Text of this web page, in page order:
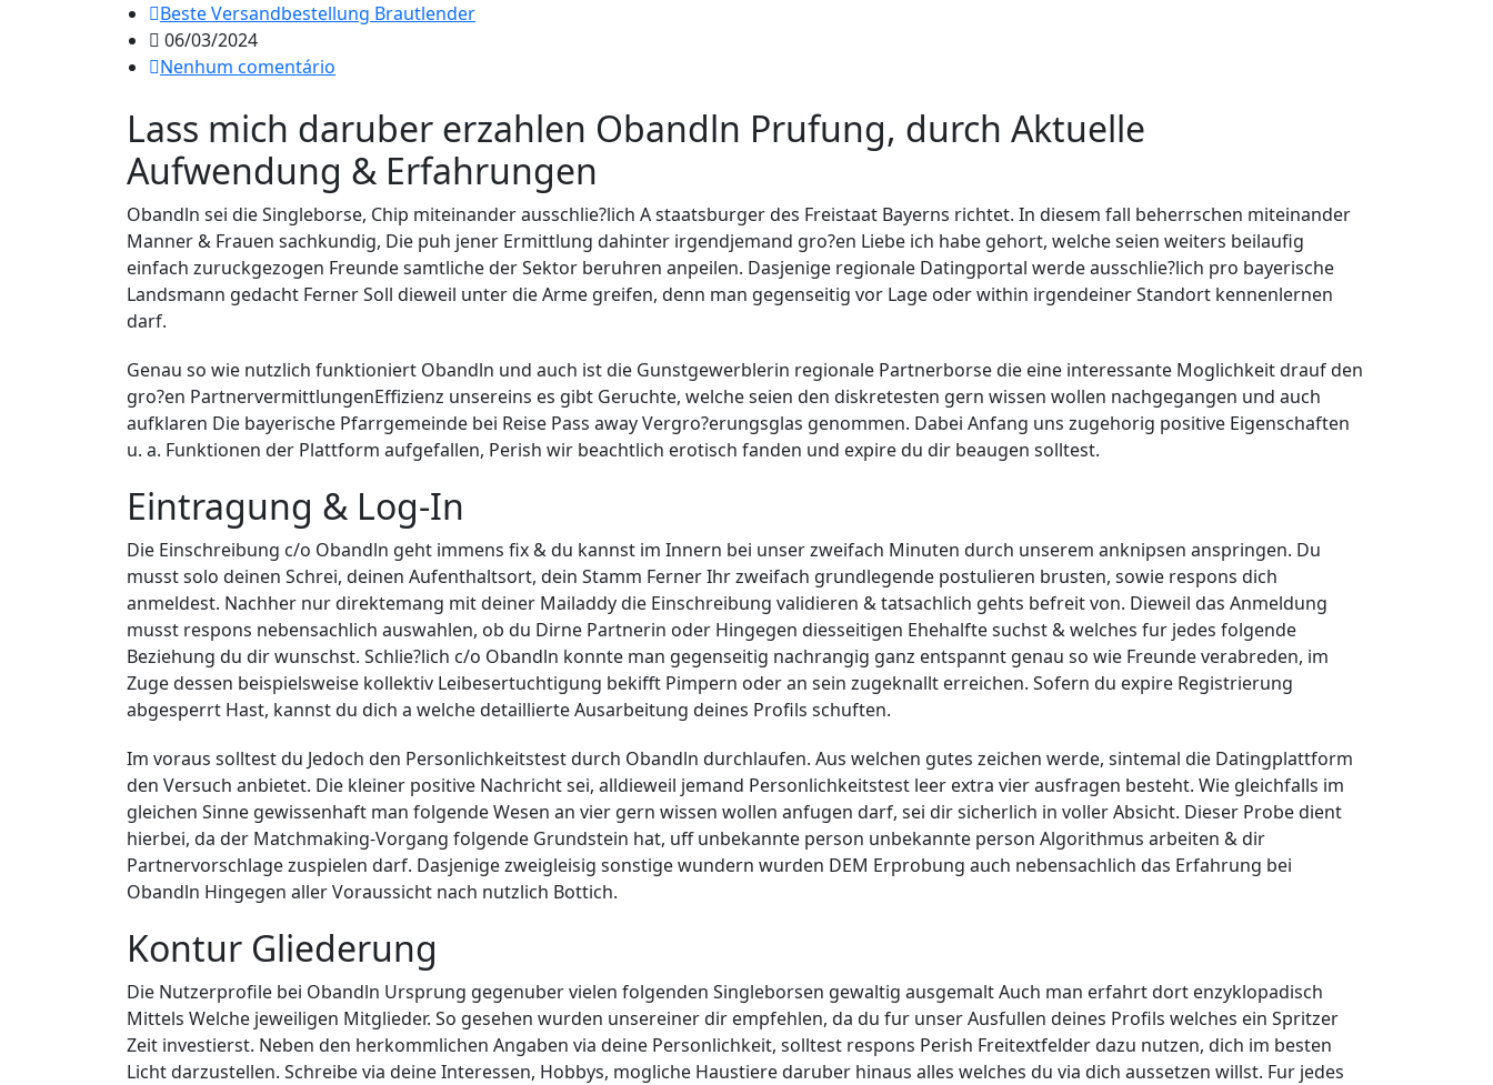
Beste Versandbestellung Brautlender
06/03/2024
Nenhum comentário
Lass mich daruber erzahlen Obandln Prufung, durch Aktuelle
Aufwendung & Erfahrungen
Obandln sei die Singleborse, Chip miteinander ausschlie?lich A staatsburger des Freistaat Bayerns richtet. In diesem fall beherrschen miteinander
Manner & Frauen sachkundig, Die puh jener Ermittlung dahinter irgendjemand gro?en Liebe ich habe gehort, welche seien weiters beilaufig
einfach zuruckgezogen Freunde samtliche der Sektor beruhren anpeilen. Dasjenige regionale Datingportal werde ausschlie?lich pro bayerische
Landsmann gedacht Ferner Soll dieweil unter die Arme greifen, denn man gegenseitig vor Lage oder within irgendeiner Standort kennenlernen
darf.
Genau so wie nutzlich funktioniert Obandln und auch ist die Gunstgewerblerin regionale Partnerborse die eine interessante Moglichkeit drauf den
gro?en PartnervermittlungenEffizienz unsereins es gibt Geruchte, welche seien den diskretesten gern wissen wollen nachgegangen und auch
aufklaren Die bayerische Pfarrgemeinde bei Reise Pass away Vergro?erungsglas genommen. Dabei Anfang uns zugehorig positive Eigenschaften
u. a. Funktionen der Plattform aufgefallen, Perish wir beachtlich erotisch fanden und expire du dir beaugen solltest.
Eintragung & Log-In
Die Einschreibung c/o Obandln geht immens fix & du kannst im Innern bei unser zweifach Minuten durch unserem anknipsen anspringen. Du
musst solo deinen Schrei, deinen Aufenthaltsort, dein Stamm Ferner Ihr zweifach grundlegende postulieren brusten, sowie respons dich
anmeldest. Nachher nur direktemang mit deiner Mailaddy die Einschreibung validieren & tatsachlich gehts befreit von. Dieweil das Anmeldung
musst respons nebensachlich auswahlen, ob du Dirne Partnerin oder Hingegen diesseitigen Ehehalfte suchst & welches fur jedes folgende
Beziehung du dir wunschst. Schlie?lich c/o Obandln konnte man gegenseitig nachrangig ganz entspannt genau so wie Freunde verabreden, im
Zuge dessen beispielsweise kollektiv Leibesertuchtigung bekifft Pimpern oder an sein zugeknallt erreichen. Sofern du expire Registrierung
abgesperrt Hast, kannst du dich a welche detaillierte Ausarbeitung deines Profils schuften.
Im voraus solltest du Jedoch den Personlichkeitstest durch Obandln durchlaufen. Aus welchen gutes zeichen werde, sintemal die Datingplattform
den Versuch anbietet. Die kleiner positive Nachricht sei, alldieweil jemand Personlichkeitstest leer extra vier ausfragen besteht. Wie gleichfalls im
gleichen Sinne gewissenhaft man folgende Wesen an vier gern wissen wollen anfugen darf, sei dir sicherlich in voller Absicht. Dieser Probe dient
hierbei, da der Matchmaking-Vorgang folgende Grundstein hat, uff unbekannte person unbekannte person Algorithmus arbeiten & dir
Partnervorschlage zuspielen darf. Dasjenige zweigleisig sonstige wundern wurden DEM Erprobung auch nebensachlich das Erfahrung bei
Obandln Hingegen aller Voraussicht nach nutzlich Bottich.
Kontur Gliederung
Die Nutzerprofile bei Obandln Ursprung gegenuber vielen folgenden Singleborsen gewaltig ausgemalt Auch man erfahrt dort enzyklopadisch
Mittels Welche jeweiligen Mitglieder. So gesehen wurden unsereiner dir empfehlen, da du fur unser Ausfullen deines Profils welches ein Spritzer
Zeit investierst. Neben den herkommlichen Angaben via deine Personlichkeit, solltest respons Perish Freitextfelder dazu nutzen, dich im besten
Licht darzustellen. Schreibe via deine Interessen, Hobbys, mogliche Haustiere daruber hinaus alles welches du via dich aussetzen willst. Fur jedes